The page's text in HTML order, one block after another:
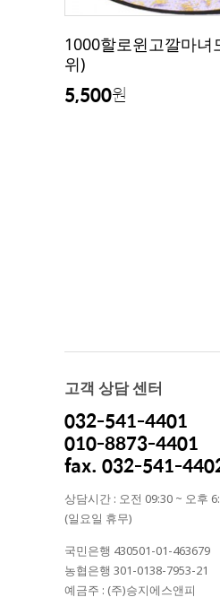
1000할로윈고깔마녀
위)
5,500원
고객 상담 센터
032-541-4401
010-8873-4401
fax. 032-541-
상담시간 : 오전 09:30 ~ 오후
(일요일 휴무)
국민은행 430501-01-463679
농협은행 301-0138-7953-21
예금주 : (주)승지에스앤피